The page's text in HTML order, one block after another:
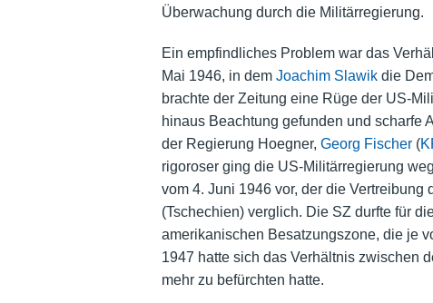
Überwachung durch die Militärregierung.
Ein empfindliches Problem war das
Mai 1946, in dem Joachim Slawikdie
brachte der Zeitung eine Rüge der US-
hinaus Beachtung gefunden und scharfe
der Regierung Hoegner, Georg Fischer(
rigoroser ging die US-Militärregierung
vom 4. Juni 1946 vor, der die
(Tschechien) verglich. Die SZ durfte für
amerikanischen Besatzungszone, die je
1947 hatte sich das Verhältnis zwischen
mehr zu befürchten hatte.